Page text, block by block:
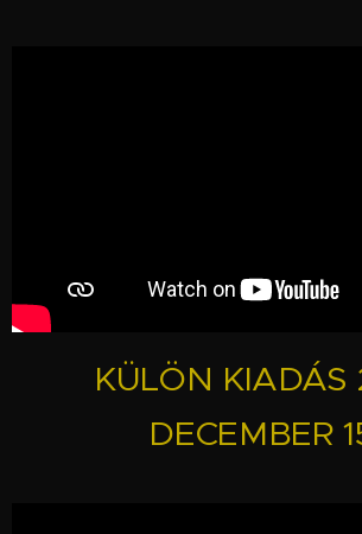
KÜLÖN KIADÁS
DECEMBER